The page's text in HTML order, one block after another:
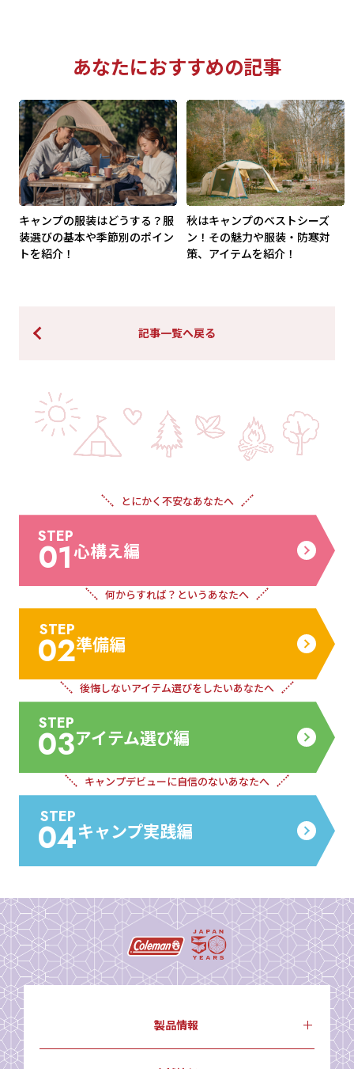
あなたにおすすめの記事
キャンプの服装はどうする？服
装選びの基本や季節別のポイン
トを紹介！
秋はキャンプのベストシーズ
ン！その魅力や服装・防寒対
策、アイテムを紹介！
記事一覧へ戻る
とにかく不安なあなたへ
STEP
01心構え編
何からすれば？ というあなたへ
STEP
02準備編
後悔しないアイテム選びをしたいあなたへ
STEP
03アイテム選び編
キャンプデビューに自信のないあなたへ
STEP
04キャンプ実践編
製品情報